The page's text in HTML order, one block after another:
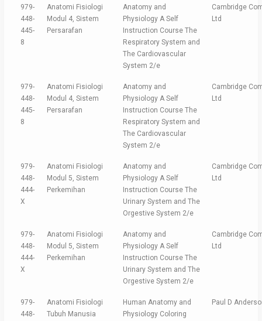
979-
448-
445-
8
Anatomi Fisiologi
Modul 4, Sistem
Persarafan
Anatomy and
Physiology A Self
Instruction Course The
Respiratory System and
The Cardiovascular
System 2/e
Cambridge
Ltd
979-
448-
445-
8
Anatomi Fisiologi
Modul 4, Sistem
Persarafan
Anatomy and
Physiology A Self
Instruction Course The
Respiratory System and
The Cardiovascular
System 2/e
Cambridge
Ltd
979-
448-
444-
X
Anatomi Fisiologi
Modul 5, Sistem
Perkemihan
Anatomy and
Physiology A Self
Instruction Course The
Urinary System and The
Orgestive System 2/e
Cambridge
Ltd
979-
448-
444-
X
Anatomi Fisiologi
Modul 5, Sistem
Perkemihan
Anatomy and
Physiology A Self
Instruction Course The
Urinary System and The
Orgestive System 2/e
Cambridge
Ltd
979-
448-
Anatomi Fisiologi
Tubuh Manusia
Human Anatomy and
Physiology Coloring
Paul D